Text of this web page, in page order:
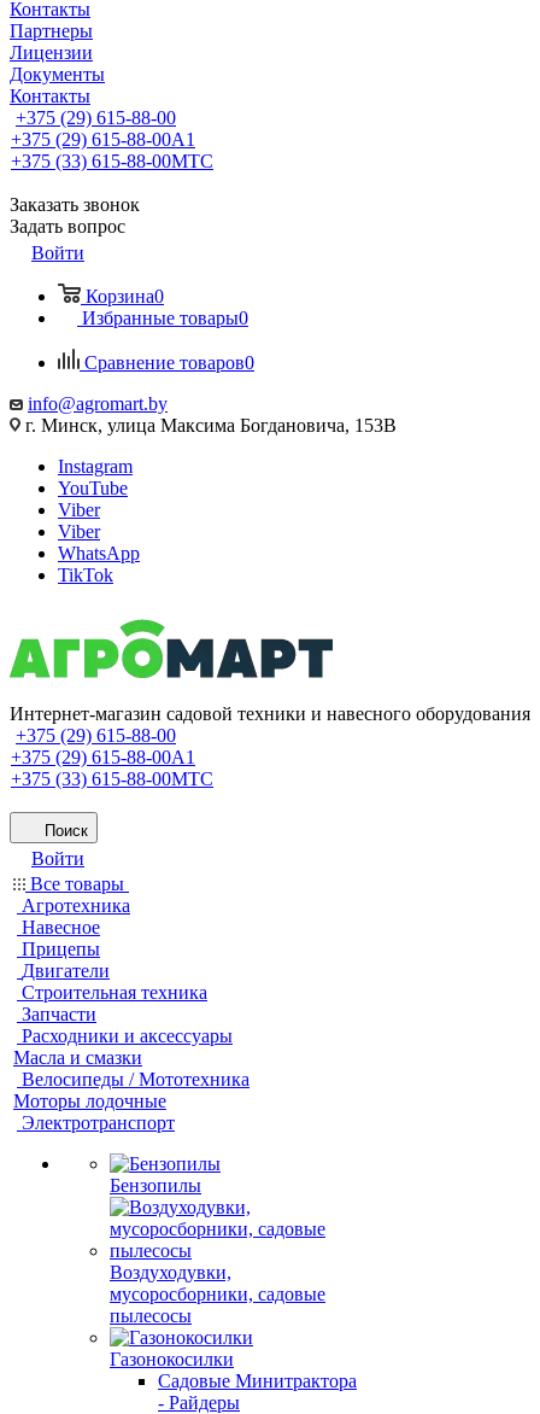
Контакты
Партнеры
Лицензии
Документы
Контакты
+375 (29) 615-88-00
+375 (29) 615-88-00A1
+375 (33) 615-88-00МТС
Заказать звонок
Задать вопрос
Войти
Корзина0
Избранные товары0
Сравнение товаров0
info@agromart.by
г. Минск, улица Максима Богдановича, 153В
Instagram
YouTube
Viber
Viber
WhatsApp
TikTok
Интернет-магазин садовой техники и навесного оборудования
+375 (29) 615-88-00
+375 (29) 615-88-00A1
+375 (33) 615-88-00МТС
Поиск
Войти
Все товары
Агротехника
Навесное
Прицепы
Двигатели
Строительная техника
Запчасти
Расходники и аксессуары
Масла и смазки
Велосипеды / Мототехника
Моторы лодочные
Электротранспорт
Бензопилы
Воздуходувки,
мусоросборники, cадовые
пылесосы
Газонокосилки
Садовые Минитрактора
- Райдеры